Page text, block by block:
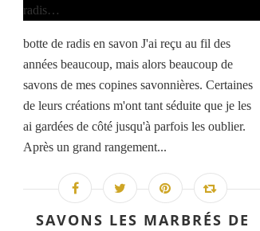
botte de radis en savon J'ai reçu au fil des
années beaucoup, mais alors beaucoup de
savons de mes copines savonnières. Certaines
de leurs créations m'ont tant séduite que je les
ai gardées de côté jusqu'à parfois les oublier.
Après un grand rangement...
SAVONS LES MARBRÉS DE